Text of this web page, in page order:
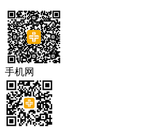
手机网